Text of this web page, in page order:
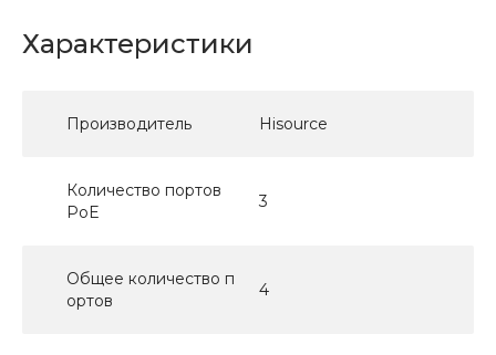
Характеристики
Производитель Hisource
Количество портов
PoE
3
Общее количество п
ортов
4